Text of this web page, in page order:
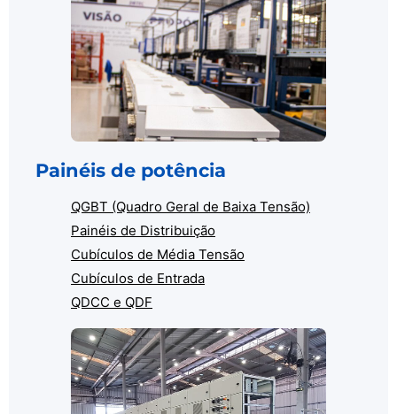
Painéis de potência
QGBT (Quadro Geral de Baixa Tensão)
Painéis de Distribuição
Cubículos de Média Tensão
Cubículos de Entrada
QDCC e QDF